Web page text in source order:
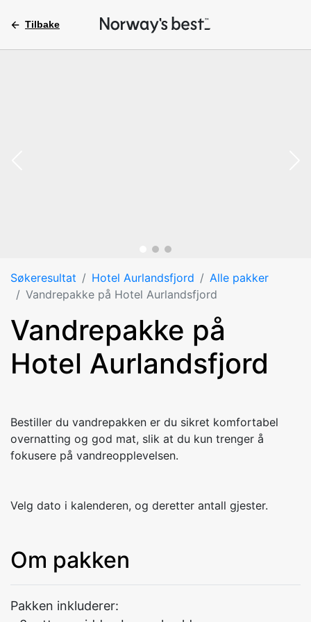
Tilbake
Søkeresultat Hotel Aurlandsfjord
Alle pakker
Vandrepakke på Hotel Aurlandsfjord
Vandrepakke på
Hotel Aurlandsfjord
Bestiller du vandrepakken er du sikret komfortabel
overnatting og god mat, slik at du kun trenger å
fokusere på vandreopplevelsen.
Velg dato i kalenderen, og deretter antall gjester.
Om pakken
Pakken inkluderer: